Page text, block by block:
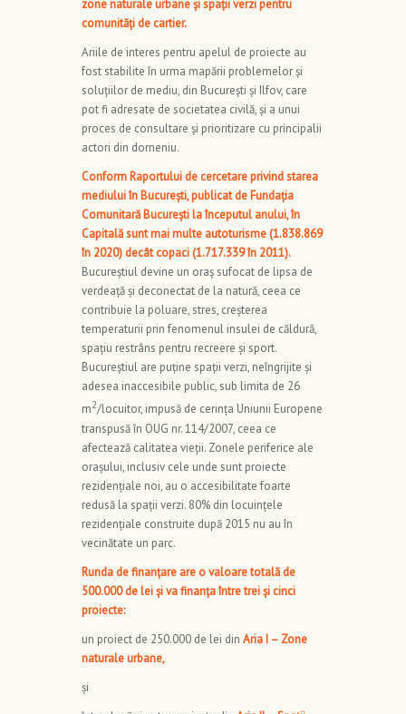
zone naturale urbane și spații verzi pentru
comunități de cartier.
Ariile de interes pentru apelul de proiecte au
fost stabilite în urma mapării problemelor și
soluțiilor de mediu, din București și Ilfov, care
pot fi adresate de societatea civilă, și a unui
proces de consultare și prioritizare cu principalii
actori din domeniu.
Conform Raportului de cercetare privind starea
mediului în București, publicat de Fundația
Comunitară București la începutul anului, în
Capitală sunt mai multe autoturisme (1.838.869
în 2020) decât copaci (1.717.339 în 2011).
Bucureștiul devine un oraș sufocat de lipsa de
verdeață și deconectat de la natură, ceea ce
contribuie la poluare, stres, creșterea
temperaturii prin fenomenul insulei de căldură,
spațiu restrâns pentru recreere și sport.
Bucureștiul are puține spații verzi, neîngrijite și
adesea inaccesibile public, sub limita de 26
m2/locuitor, impusă de cerinţa Uniunii Europene
transpusă în OUG nr. 114/2007, ceea ce
afectează calitatea vieții. Zonele periferice ale
orașului, inclusiv cele unde sunt proiecte
rezidențiale noi, au o accesibilitate foarte
redusă la spații verzi. 80% din locuințele
rezidențiale construite după 2015 nu au în
vecinătate un parc.
Runda de finanțare are o valoare totală de
500.000 de lei și va finanța între trei și cinci
proiecte:
un proiect de 250.000 de lei din Aria I – Zone
naturale urbane,
și